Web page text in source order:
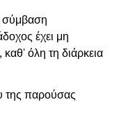
σύμβαση
έχει μη
όλη τη διάρκεια
της παρούσας